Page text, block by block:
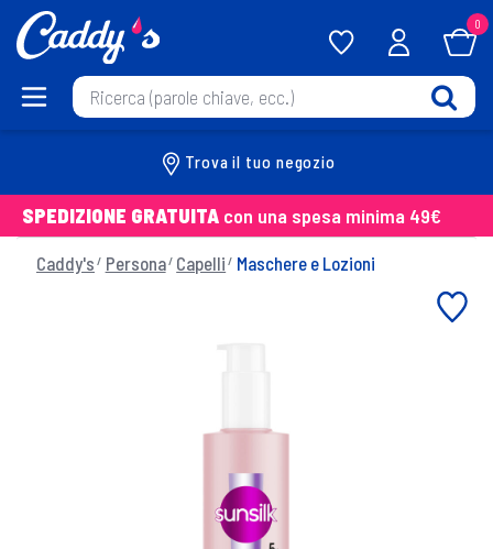
0
Trova il tuo negozio
SPEDIZIONE GRATUITA con una spesa minima 49€
Caddy's Persona Capelli Maschere e Lozioni